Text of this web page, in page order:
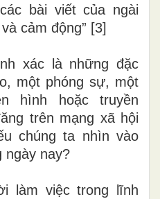
bài viết của ngài
cảm động” [3]
xác là những đặc
một phóng sự, một
hình hoặc truyền
trên mạng xã hội
chúng ta nhìn vào
ngày nay?
làm việc trong lĩnh